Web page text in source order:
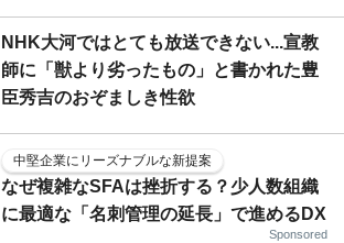
NHK大河ではとても放送できない...宣教
師に「獣より劣ったもの」と書かれた豊
臣秀吉のおぞましき性欲
中堅企業にリーズナブルな新提案
なぜ複雑なSFAは挫折する？少人数組織
に最適な「名刺管理の延長」で進めるDX
Sponsored